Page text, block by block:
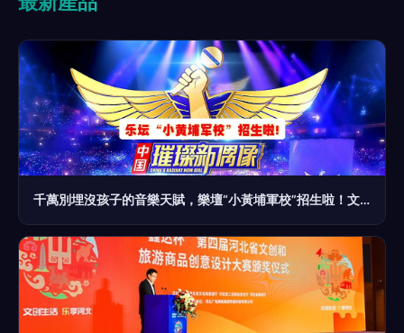
千萬別埋沒孩子的音樂天賦，樂壇“小黃埔軍校”招生啦！文化活動策劃